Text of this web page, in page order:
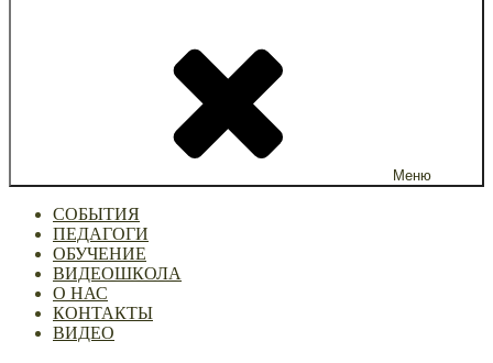
Меню
СОБЫТИЯ
ПЕДАГОГИ
ОБУЧЕНИЕ
ВИДЕОШКОЛА
О НАС
КОНТАКТЫ
ВИДЕО